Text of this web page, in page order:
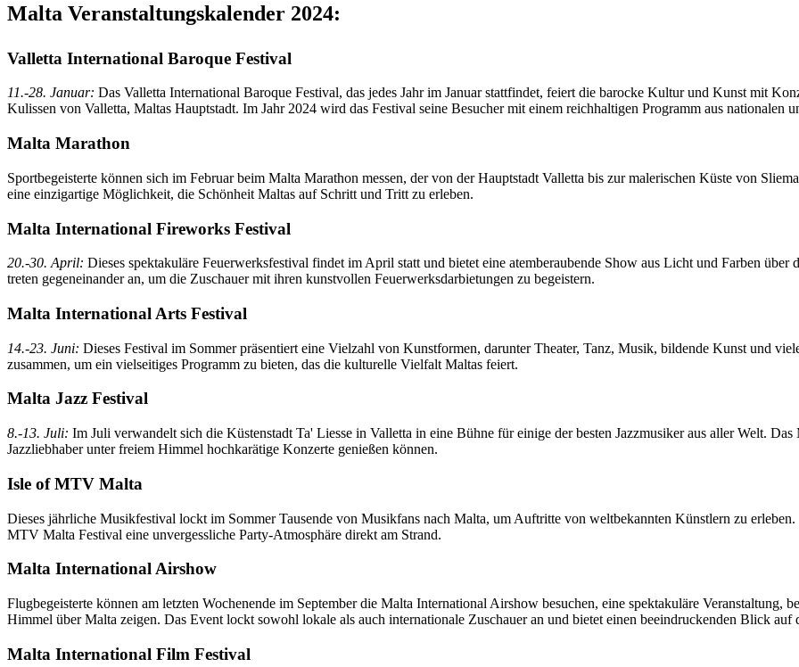
Malta Veranstaltungskalender 2024:
Valletta International Baroque Festival
11.-28. Januar: Das Valletta International Baroque Festival, das jedes Jahr im Januar stattfindet, feiert die barocke Kultur und Kunst mit
Kulissen von Valletta, Maltas Hauptstadt. Im Jahr 2024 wird das Festival seine Besucher mit einem reichhaltigen Programm aus nationalen
Malta Marathon
Sportbegeisterte können sich im Februar beim Malta Marathon messen, der von der Hauptstadt Valletta bis zur malerischen Küste von
eine einzigartige Möglichkeit, die Schönheit Maltas auf Schritt und Tritt zu erleben.
Malta International Fireworks Festival
20.-30. April: Dieses spektakuläre Feuerwerksfestival findet im April statt und bietet eine atemberaubende Show aus Licht und Farben über
treten gegeneinander an, um die Zuschauer mit ihren kunstvollen Feuerwerksdarbietungen zu begeistern.
Malta International Arts Festival
14.-23. Juni: Dieses Festival im Sommer präsentiert eine Vielzahl von Kunstformen, darunter Theater, Tanz, Musik, bildende Kunst und
zusammen, um ein vielseitiges Programm zu bieten, das die kulturelle Vielfalt Maltas feiert.
Malta Jazz Festival
8.-13. Juli: Im Juli verwandelt sich die Küstenstadt Ta' Liesse in Valletta in eine Bühne für einige der besten Jazzmusiker aus aller Welt.
Jazzliebhaber unter freiem Himmel hochkarätige Konzerte genießen können.
Isle of MTV Malta
Dieses jährliche Musikfestival lockt im Sommer Tausende von Musikfans nach Malta, um Auftritte von weltbekannten Künstlern zu
MTV Malta Festival eine unvergessliche Party-Atmosphäre direkt am Strand.
Malta International Airshow
Flugbegeisterte können am letzten Wochenende im September die Malta International Airshow besuchen, eine spektakuläre Veranstaltung,
Himmel über Malta zeigen. Das Event lockt sowohl lokale als auch internationale Zuschauer an und bietet einen beeindruckenden Blick
Malta International Film Festival